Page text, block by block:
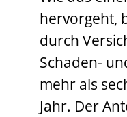
hervorgeht,
durch
Schaden-
mehr als
Jahr. Der